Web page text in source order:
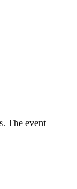
The event